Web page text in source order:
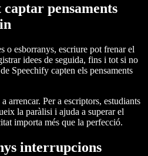
pensaments
o esborranys, escriure pot frenar el
idees de seguida, fins i tot si no
Speechify capten els pensaments
arrencar. Per a escriptors, estudiants
la paràlisi i ajuda a superar el
importa més que la perfecció.
interrupcions